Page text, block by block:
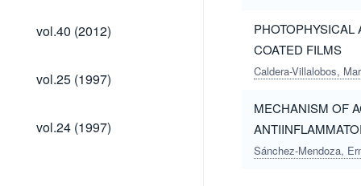
vol.40
(2012)
vol.40 (2012)
vol.25
(1997)
vol.25 (1997)
vol.24
(1997)
vol.24 (1997)
COATED FILMS
Caldera-Villalobos,
MECHANISM OF
Sánchez-Mendoza,